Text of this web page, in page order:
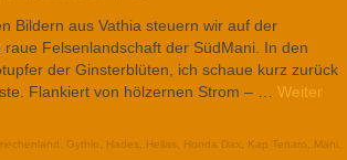
Bildern aus Vathia steuern wir auf der
Felsenlandschaft der SüdMani. In den
der Ginsterblüten, ich schaue kurz zurück
Flankiert von hölzernen Strom – … Weiter
Gythio Hades, Hellas, Honda Dax Kap Tenaro Mani